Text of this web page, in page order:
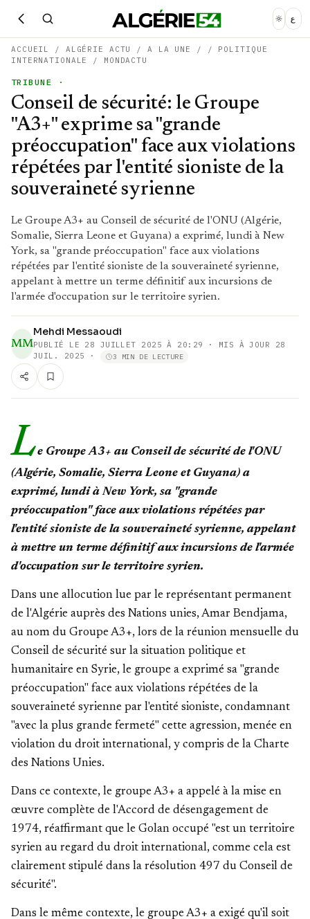
ع
ACCUEIL / ALGÉRIE ACTU /A LA UNE / / POLITIQUE
INTERNATIONALE
/ MONDACTU
TRIBUNE ·
Conseil de sécurité: le Groupe
"A3+" exprime sa "grande
préoccupation" face aux violations
répétées par l'entité sioniste de la
souveraineté syrienne
Le Groupe A3+ au Conseil de sécurité de l'ONU (Algérie,
Somalie, Sierra Leone et Guyana) a exprimé, lundi à New
York, sa "grande préoccupation" face aux violations
répétées par l'entité sioniste de la souveraineté syrienne,
appelant à mettre un terme définitif aux incursions de
l'armée d'occupation sur le territoire syrien.
MM
Mehdi Messaoudi
PUBLIÉ LE 28 JUILLET 2025 À 20:29
· MIS À JOUR 28
JUIL. 2025
· 3 MIN DE LECTURE
Le Groupe A3+ au Conseil de sécurité de l'ONU
(Algérie, Somalie, Sierra Leone et Guyana) a
exprimé, lundi à New York, sa "grande
préoccupation" face aux violations répétées par
l'entité sioniste de la souveraineté syrienne, appelant
à mettre un terme définitif aux incursions de l'armée
d'occupation sur le territoire syrien.
Dans une allocution lue par le représentant permanent
de l'Algérie auprès des Nations unies, Amar Bendjama,
au nom du Groupe A3+, lors de la réunion mensuelle du
Conseil de sécurité sur la situation politique et
humanitaire en Syrie, le groupe a exprimé sa "grande
préoccupation" face aux violations répétées de la
souveraineté syrienne par l'entité sioniste, condamnant
"avec la plus grande fermeté" cette agression, menée en
violation du droit international, y compris de la Charte
des Nations Unies.
Dans ce contexte, le groupe A3+ a appelé à la mise en
œuvre complète de l'Accord de désengagement de
1974, réaffirmant que le Golan occupé "est un territoire
syrien au regard du droit international, comme cela est
clairement stipulé dans la résolution 497 du Conseil de
sécurité".
Dans le même contexte, le groupe A3+ a exigé qu'il soit